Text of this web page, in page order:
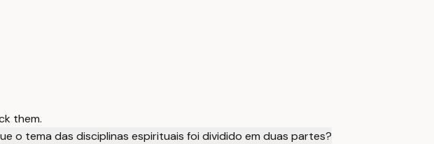
them.
o tema das disciplinas espirituais foi dividido em duas partes?